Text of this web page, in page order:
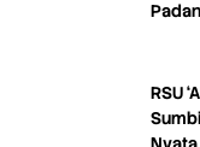
RSU